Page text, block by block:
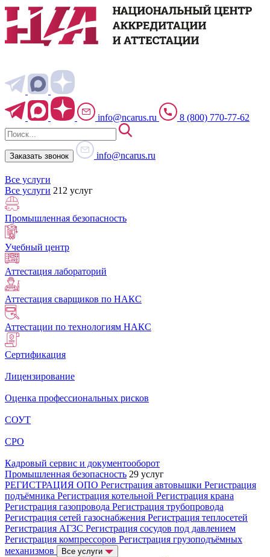
info@ncarus.ru 8 (800) 770-77-62
Заказать звонок info@ncarus.ru
Все услуги
Все услуги 212 услуг
Промышленная безопасность
Учебный центр
Аттестация лабораторий
Аттестация сварщиков по НАКС
Аттестации по технологиям НАКС
Сертификация
Лицензирование
Оценка профессиональных рисков
СОУТ
СРО
Кадровый сервис и документооборот
Промышленная безопасность 29 услуг
РЕГИСТРАЦИЯ ОПО Регистрация автовышки Регистрация
подъёмника Регистрация котельной Регистрация крана
Регистрация газопровода Регистрация трубопровода
Регистрация сетей газоснабжения Регистрация теплосетей
Регистрация АГЗС Регистрация сосудов под давлением
Регистрация компрессоров Регистрация грузоподъёмных
механизмов
Все услуги